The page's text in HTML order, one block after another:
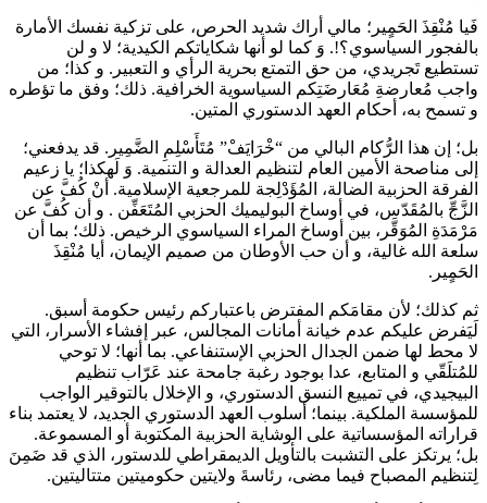
فَيا مُنْقِذَ الحَمٍير؛ مالي أراك شديد الحرص، على تزكية نفسك الأمارة
بالفجور السياسوي؟!. وَ كما لو أنها شكاياتكم الكيدية؛ لا و لن
تستطيع تَجريدي، من حق التمتع بحرية الرأي و التعبير. و كذا؛ من
واجب مُعارضةِ مُعَارضَتِكم السياسوية الخرافية. ذلك؛ وفق ما تؤطره
و تسمح به، أحكام العهد الدستوري المتين.
بل؛ إن هذا الرُّكام البالي من “خْرَايَفْ” مُتَأَسْلِمِ الضَّمِير. قد يدفعني؛
إلى مناصحة الأمين العام لتنظيم العدالة و التنمية. وَ لَهكذا؛ يا زعيم
الفرقة الحزبية الضالة، المُؤَدْلِجة للمرجعية الإسلامية. أنْ كُفَّ عن
الزَّجِّ بالمُقَدّس، في أوساخ البوليميك الحزبي المُتَعَفِّن . و أن كُفَّ عن
مَرْمَدَةِ المُوَقَّر، بين أوساخ المراء السياسوي الرخيص. ذلك؛ بما أن
سلعة الله غالية، و أن حب الأوطان من صميم الإيمان، أيا مُنْقِذَ
الحَمٍير.
ثم كذلك؛ لأن مقامَكم المفترض باعتباركم رئيس حكومة أسبق.
لَيَفرض عليكم عدم خيانة أمانات المجالس، عبر إفشاء الأسرار، التي
لا محط لها ضمن الجدال الحزبي الإستنفاعي. بما أنها؛ لا توحي
للمُتلَقّي و المتابع، عدا بوجود رغبة جامحة عند عَرّاب تنظيم
البيجيدي، في تمييع النسق الدستوري، و الإخلال بالتوقير الواجب
للمؤسسة الملكية. بينما؛ أسلوب العهد الدستوري الجديد، لا يعتمد بناء
قراراته المؤسساتية على الوشاية الحزبية المكتوبة أو المسموعة.
بل؛ يرتكز على التشبت بالتأويل الديمقراطي للدستور، الذي قد ضَمِنَ
لِتنظيم المصباح فيما مضى، رئاسةَ ولايتين حكوميتين متتاليتين.